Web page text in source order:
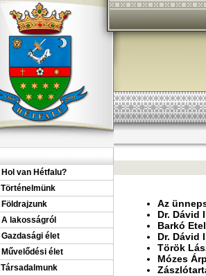
Hol van Hétfalu?
Történelmünk
Földrajzunk
A lakosságról
Gazdasági élet
Művelődési élet
Társadalmunk
Az
Dr. Dávid
Barkó
Dr. Dávid
Török
Mózes